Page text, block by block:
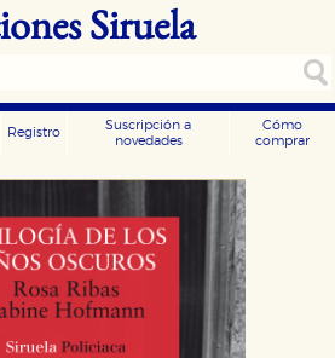
Siruela
Registro
Suscripción a
novedades
Cómo
comprar